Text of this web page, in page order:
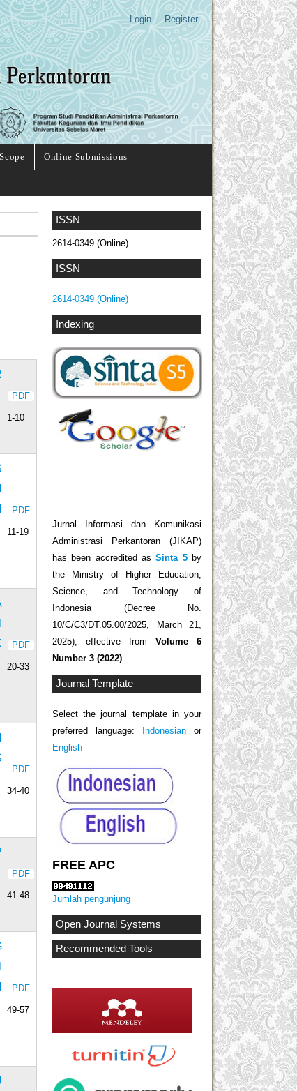
Login Register
Online Submissions
ISSN
2614-0349 (Online)
ISSN
2614-0349 (Online)
Indexing
Jurnal Informasi dan Komunikasi
Administrasi Perkantoran (JIKAP)
has been accredited as Sinta 5by
the Ministry of Higher Education,
Science, and Technology of
Indonesia (Decree No.
10/C/C3/DT.05.00/2025, March 21,
2025), effective from Volume 6
Number 3 (2022).
Journal Template
Select the journal template in your
preferred language:
Indonesian or
English
FREE APC
Jumlah pengunjung
Open Journal Systems
Recommended Tools
PDF
1-10
PDF
11-19
PDF
20-33
PDF
34-40
PDF
41-48
PDF
49-57